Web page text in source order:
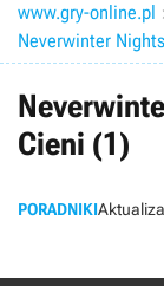
www.gry-online.pl
Neverwinter
Cieni (1)
PORADNIKI